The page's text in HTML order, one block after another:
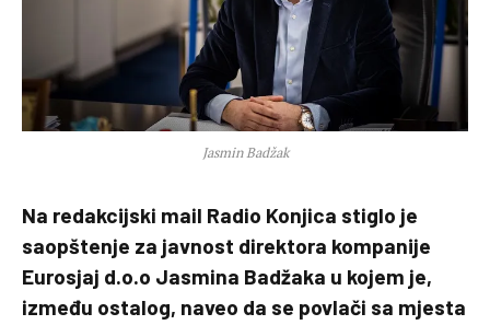
Jasmin Badžak
Na redakcijski mail Radio Konjica stiglo je
saopštenje za javnost direktora kompanije
Eurosjaj d.o.o Jasmina Badžaka u kojem je,
između ostalog, naveo da se povlači sa mjesta